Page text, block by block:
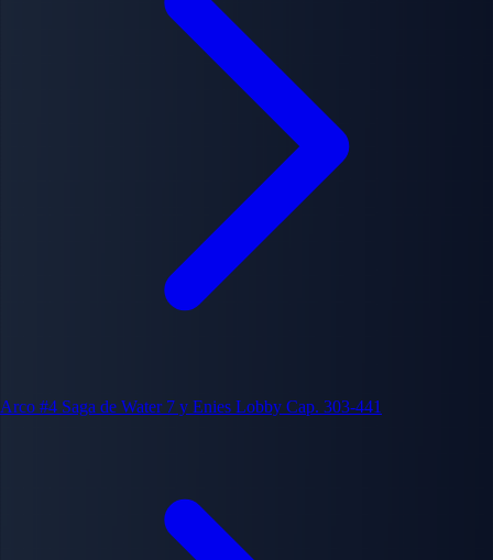
Arco #4 Saga de Water 7 y Enies Lobby Cap. 303-441